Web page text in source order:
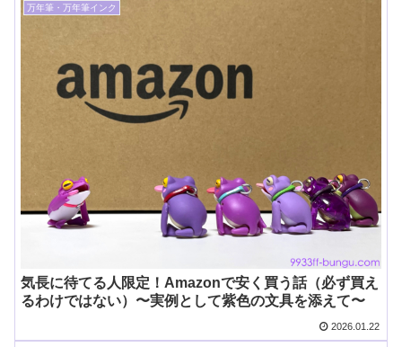
万年筆・万年筆インク
気長に待てる人限定！Amazonで安く買う話（必ず買え
るわけではない）〜実例として紫色の文具を添えて〜
2026.01.22